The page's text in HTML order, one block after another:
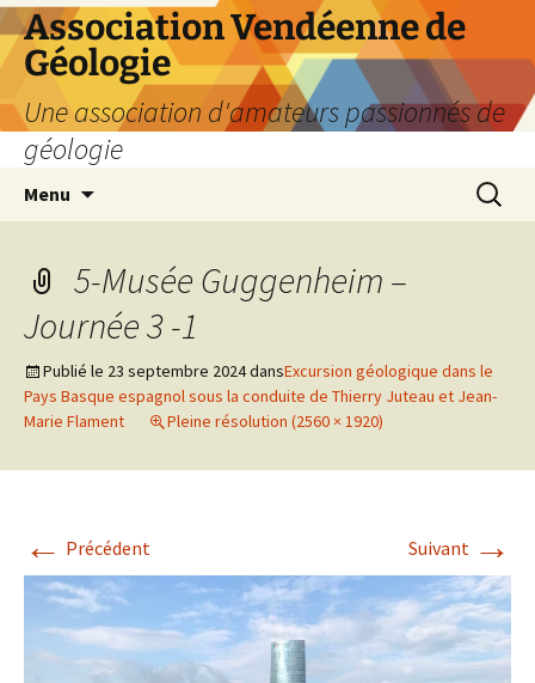
Aller
au
contenu
Association Vendéenne de
Géologie
Une association d'amateurs passionnés de
géologie
Menu
5-Musée Guggenheim –
Journée 3 -1
Publié le 23 septembre 2024dansExcursion géologique dans le
Pays Basque espagnol sous la conduite de Thierry Juteau et Jean-
Marie Flament
Pleine résolution (2560 × 1920)
← Précédent Suivant →